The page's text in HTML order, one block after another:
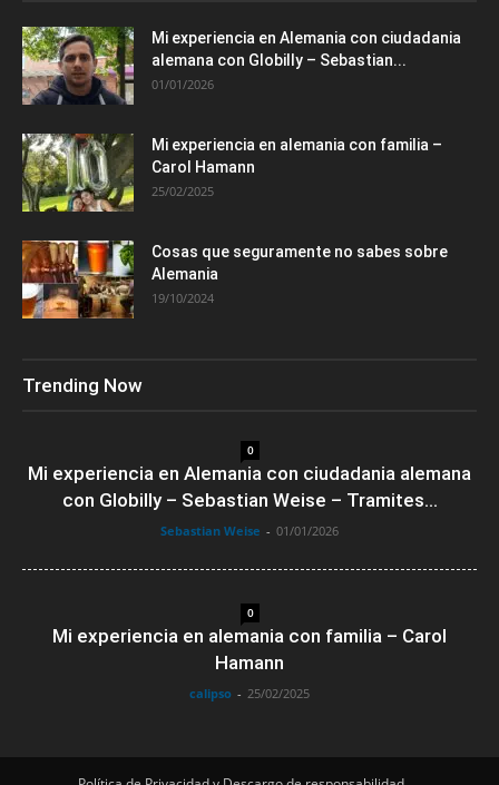
Mi experiencia en Alemania con ciudadania
alemana con Globilly – Sebastian...
01/01/2026
Mi experiencia en alemania con familia –
Carol Hamann
25/02/2025
Cosas que seguramente no sabes sobre
Alemania
19/10/2024
Trending Now
0
Mi experiencia en Alemania con ciudadania alemana
con Globilly – Sebastian Weise – Tramites...
Sebastian Weise - 01/01/2026
0
Mi experiencia en alemania con familia – Carol
Hamann
calipso - 25/02/2025